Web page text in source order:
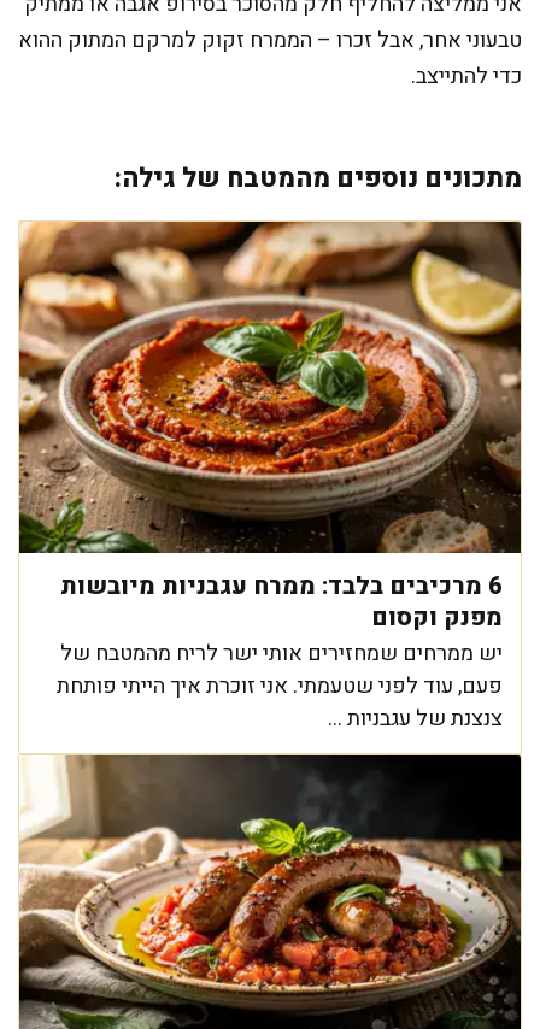
טבעוני אחר, אבל זכרו – הממרח זקוק למרקם המתוק ההוא
כדי להתייצב.
מתכונים נוספים מהמטבח של גילה:
6 מרכיבים בלבד: ממרח עגבניות מיובשות
מפנק וקסום
יש ממרחים שמחזירים אותי ישר לריח מהמטבח של
פעם, עוד לפני שטעמתי. אני זוכרת איך הייתי פותחת
צנצנת של עגבניות ...